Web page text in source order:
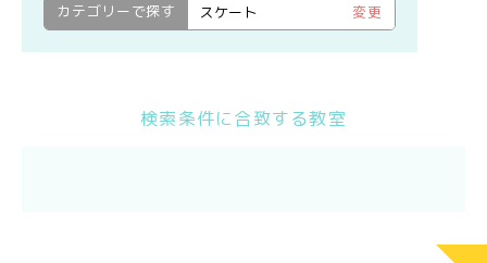
カテゴリーで探す
スケート 変更
検索条件に合致する教室